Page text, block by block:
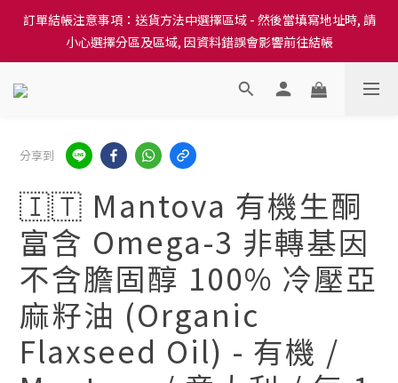
訂單結帳注意事項：送貨方法中選擇區域 - 然後當填寫地址時, 請
小心選擇分區及區域, 因資料錯誤會影響前往結帳
訂單結帳注意事項：送貨方法中選擇區域 - 然後當填寫地址時, 請
小心選擇分區及區域, 因資料錯誤會影響前往結帳
隆重推出本地培育田香雞、金棠雞、粵皇鷄及平原雞等，想食靚雞
訂單結帳注意事項：送貨方法中選擇區域 - 然後當填寫地址時, 請
小心選擇分區及區域, 因資料錯誤會影響前往結帳
分享到
🇮🇹 Mantova 有機生酮
富含 Omega-3 非轉基因
不含膽固醇 100% 冷壓亞
麻籽油 (Organic
Flaxseed Oil) - 有機 /